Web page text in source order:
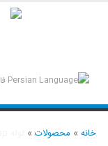
خانه» محصولات»